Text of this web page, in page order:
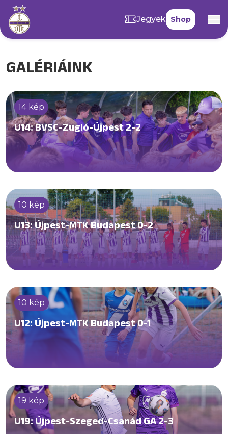
Jegyek Shop
GALÉRIÁINK
14 kép
U14: BVSC-Zugló-Újpest 2-2
10 kép
U13: Újpest-MTK Budapest 0-2
10 kép
U12: Újpest-MTK Budapest 0-1
19 kép
U19: Újpest-Szeged-Csanád GA 2-3